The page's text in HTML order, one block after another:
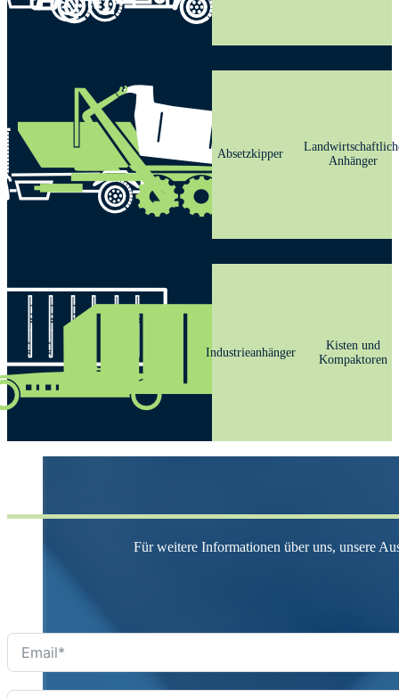
Absetzkipper
Anhänger
Industrieanhänger
Kisten und
Kompaktoren
Für weitere Informationen über uns, unsere